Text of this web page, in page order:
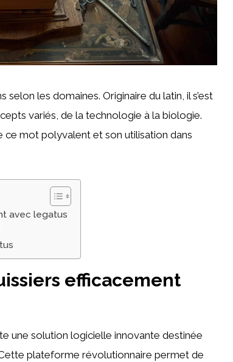
selon les domaines. Originaire du latin, il s’est
variés, de la technologie à la biologie.
mot polyvalent et son utilisation dans
avec legatus
efficacement
une solution logicielle innovante destinée
plateforme révolutionnaire permet de